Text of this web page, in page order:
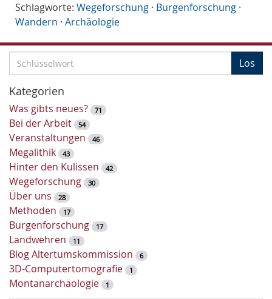
Schlagworte: Wegeforschung · Burgenforschung ·
Wandern · Archäologie
c
h
l
ü
s
s
e
l
w
o
r
t
-
S
u
c
Los
Kategorien
Was gibts neues? 71
Bei der Arbeit 54
Veranstaltungen 46
Megalithik 43
Hinter den Kulissen 42
Wegeforschung 30
Über uns 28
Methoden 17
Burgenforschung 17
Landwehren 11
Blog Altertumskommission 6
3D-Computertomografie 1
Montanarchäologie 1